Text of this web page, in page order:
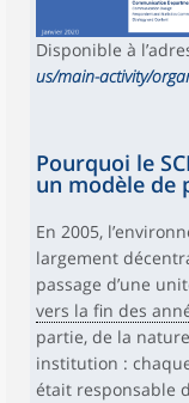
Disponible à
us/main-activity/
Pourquoi le
un modèle de
En 2005,
largement
passage d’une
vers la fin des
partie, de la
institution :
était responsable